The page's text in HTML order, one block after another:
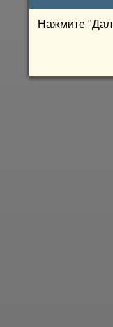
Нажмите